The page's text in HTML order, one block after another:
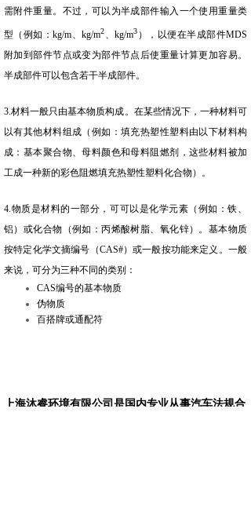
需附件重量。不过，可以为半成部件输入一个使用重量类
型（例如：kg/m、kg/m2、kg/m3 ），以便在半成部件MDS
附加到部件节点或变为部件节点后使重量计算更加容易。
半成部件可以包含若干半成部件。
3.材料一般只由基本物质构成。在某些情况下，一种材料可
以有其他材料组成（例如：填充热塑性塑料由以下材料构
成：基本聚合物、母料颜色和母料阻燃剂，这些材料被加
工成一种新的彩色阻燃填充热塑性塑料化合物 ）。
4.物质是材料的一部分，可可以是化学元素（例如：铁、
铝）或化合物（例如：丙烯酸树脂、氧化锌）。基本物质
按特定化学文摘编号（CAS#）或一般按功能来定义。一般
来说，可分为三种不同的类别：
CAS编号的基本物质
伪物质
百搭牌或通配符
上海沐睿环境有限公司是国内专业从事汽车法规合